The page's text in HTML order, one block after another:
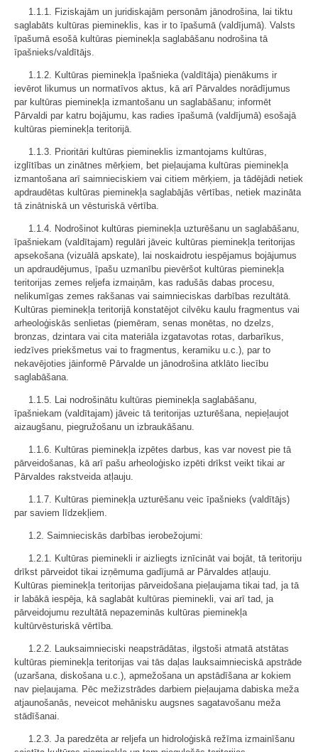
1.1.1. Fiziskajām un juridiskajām personām jānodrošina, lai tiktu
saglabāts kultūras piemineklis, kas ir to īpašumā (valdījumā). Valsts
īpašumā esošā kultūras pieminekļa saglabāšanu nodrošina tā
īpašnieks/valdītājs.
1.1.2. Kultūras pieminekļa īpašnieka (valdītāja) pienākums ir
ievērot likumus un normatīvos aktus, kā arī Pārvaldes norādījumus
par kultūras pieminekļa izmantošanu un saglabāšanu; informēt
Pārvaldi par katru bojājumu, kas radies īpašumā (valdījumā) esošajā
kultūras pieminekļa teritorijā.
1.1.3. Prioritāri kultūras piemineklis izmantojams kultūras,
izglītības un zinātnes mērķiem, bet pieļaujama kultūras pieminekļa
izmantošana arī saimnieciskiem vai citiem mērķiem, ja tādējādi netiek
apdraudētas kultūras pieminekļa saglabājās vērtības, netiek mazināta
tā zinātniskā un vēsturiskā vērtība.
1.1.4. Nodrošinot kultūras pieminekļa uzturēšanu un saglabāšanu,
īpašniekam (valdītajam) regulāri jāveic kultūras pieminekļa teritorijas
apsekošana (vizuālā apskate), lai noskaidrotu iespējamus bojājumus
un apdraudējumus, īpašu uzmanību pievēršot kultūras pieminekļa
teritorijas zemes reljefa izmaiņām, kas radušās dabas procesu,
nelikumīgas zemes rakšanas vai saimnieciskas darbības rezultātā.
Kultūras pieminekļa teritorijā konstatējot cilvēku kaulu fragmentus vai
arheoloģiskās senlietas (piemēram, senas monētas, no dzelzs,
bronzas, dzintara vai cita materiāla izgatavotas rotas, darbarīkus,
iedzīves priekšmetus vai to fragmentus, keramiku u.c.), par to
nekavējoties jāinformē Pārvalde un jānodrošina atklāto liecību
saglabāšana.
1.1.5. Lai nodrošinātu kultūras pieminekļa saglabāšanu,
īpašniekam (valdītajam) jāveic tā teritorijas uzturēšana, nepieļaujot
aizaugšanu, piegružošanu un izbraukāšanu.
1.1.6. Kultūras pieminekļa izpētes darbus, kas var novest pie tā
pārveidošanas, kā arī pašu arheoloģisko izpēti drīkst veikt tikai ar
Pārvaldes rakstveida atļauju.
1.1.7. Kultūras pieminekļa uzturēšanu veic īpašnieks (valdītājs)
par saviem līdzekļiem.
1.2. Saimnieciskās darbības ierobežojumi:
1.2.1. Kultūras pieminekli ir aizliegts iznīcināt vai bojāt, tā teritoriju
drīkst pārveidot tikai izņēmuma gadījumā ar Pārvaldes atļauju.
Kultūras pieminekļa teritorijas pārveidošana pieļaujama tikai tad, ja tā
ir labākā iespēja, kā saglabāt kultūras pieminekli, vai arī tad, ja
pārveidojumu rezultātā nepazeminās kultūras pieminekļa
kultūrvēsturiskā vērtība.
1.2.2. Lauksaimnieciski neapstrādātas, ilgstoši atmatā atstātas
kultūras pieminekļa teritorijas vai tās daļas lauksaimnieciskā apstrāde
(uzaršana, diskošana u.c.), apmežošana un apstādīšana ar kokiem
nav pieļaujama. Pēc mežizstrādes darbiem pieļaujama dabiska meža
atjaunošanās, neveicot mehānisku augsnes sagatavošanu meža
stādīšanai.
1.2.3. Ja paredzēta ar reljefa un hidroloģiskā režīma izmainīšanu